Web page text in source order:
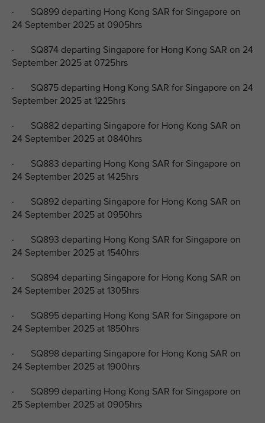
· SQ899 departing Hong Kong SAR for Singapore on
24 September 2025 at 0905hrs
· SQ874 departing Singapore for Hong Kong SAR on 24
September 2025 at 0725hrs
· SQ875 departing Hong Kong SAR for Singapore on 24
September 2025 at 1225hrs
· SQ882 departing Singapore for Hong Kong SAR on
24 September 2025 at 0840hrs
· SQ883 departing Hong Kong SAR for Singapore on
24 September 2025 at 1425hrs
· SQ892 departing Singapore for Hong Kong SAR on
24 September 2025 at 0950hrs
· SQ893 departing Hong Kong SAR for Singapore on
24 September 2025 at 1540hrs
· SQ894 departing Singapore for Hong Kong SAR on
24 September 2025 at 1305hrs
· SQ895 departing Hong Kong SAR for Singapore on
24 September 2025 at 1850hrs
· SQ898 departing Singapore for Hong Kong SAR on
24 September 2025 at 1900hrs
· SQ899 departing Hong Kong SAR for Singapore on
25 September 2025 at 0905hrs